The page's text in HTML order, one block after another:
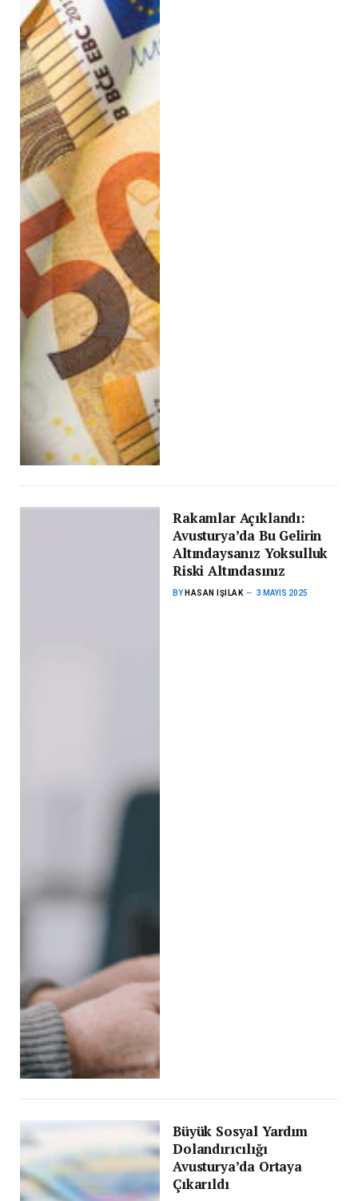
Rakamlar Açıklandı:
Avusturya’da Bu Gelirin
Altındaysanız Yoksulluk
Riski Altındasınız
BY HASAN IŞILAK 3 MAYIS 2025
Büyük Sosyal Yardım
Dolandırıcılığı
Avusturya’da Ortaya
Çıkarıldı